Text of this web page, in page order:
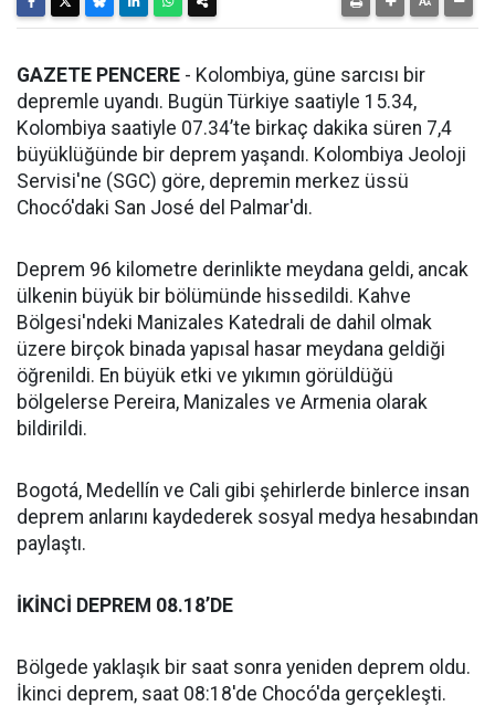
GAZETE PENCERE - Kolombiya, güne sarcısı bir
depremle uyandı. Bugün Türkiye saatiyle 15.34,
Kolombiya saatiyle 07.34’te birkaç dakika süren 7,4
büyüklüğünde bir deprem yaşandı. Kolombiya Jeoloji
Servisi'ne (SGC) göre, depremin merkez üssü
Chocó'daki San José del Palmar'dı.
Deprem 96 kilometre derinlikte meydana geldi, ancak
ülkenin büyük bir bölümünde hissedildi. Kahve
Bölgesi'ndeki Manizales Katedrali de dahil olmak
üzere birçok binada yapısal hasar meydana geldiği
öğrenildi. En büyük etki ve yıkımın görüldüğü
bölgelerse Pereira, Manizales ve Armenia olarak
bildirildi.
Bogotá, Medellín ve Cali gibi şehirlerde binlerce insan
deprem anlarını kaydederek sosyal medya hesabından
paylaştı.
İKİNCİ DEPREM 08.18’DE
Bölgede yaklaşık bir saat sonra yeniden deprem oldu.
İkinci deprem, saat 08:18'de Chocó'da gerçekleşti.